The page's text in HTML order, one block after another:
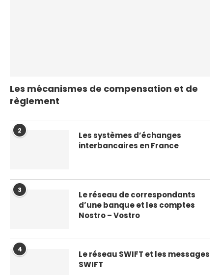
Les mécanismes de compensation et de
règlement
2
Les systèmes d’échanges
interbancaires en France
3
Le réseau de correspondants
d’une banque et les comptes
Nostro – Vostro
4
Le réseau SWIFT et les messages
SWIFT